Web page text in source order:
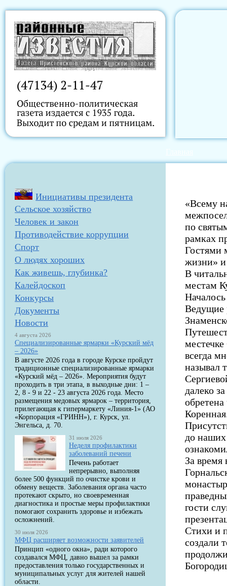
Инициативы президента
Сельское хозяйство
Человек и закон
Противодействие коррупции
Спорт
О людях хороших
Как живешь, глубинка?
Калейдоскоп
Конкурсы
Документы
Новости
4 августа 2026
Специализированные ярмарки «Курский мёд
– 2026»
В августе 2026 года в городе Курске пройдут
традиционные специализированные ярмарки
«Курский мёд – 2026». Мероприятия будут
проходить в три этапа, в выходные дни: 1 –
2, 8 - 9 и 22 - 23 августа 2026 года. Место
размещения медовых ярмарок – территория,
прилегающая к гипермаркету «Линия-1» (АО
«Корпорация «ГРИНН»), г. Курск, ул.
Энгельса, д. 70.
31 июля 2026
Неделя профилактики
заболеваний печени
Печень работает
непрерывно, выполняя
более 500 функций по очистке крови и
обмену веществ. Заболевания органа часто
протекают скрыто, но своевременная
диагностика и простые меры профилактики
помогают сохранить здоровье и избежать
осложнений.
30 июля 2026
МФЦ расширяет возможности заявителей
Принцип «одного окна», ради которого
создавался МФЦ, давно вышел за рамки
предоставления только государственных и
муниципальных услуг для жителей нашей
области.
«Всему
по
рамках
Гостями
жизни» и
В
местам
Ведущие
всегда
называл
далеко
до
За время
гости
Стихи и
создали